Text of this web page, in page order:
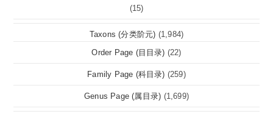
(15)
Taxons (分类阶元) (1,984)
Order Page (目目录) (22)
Family Page (科目录) (259)
Genus Page (属目录) (1,699)